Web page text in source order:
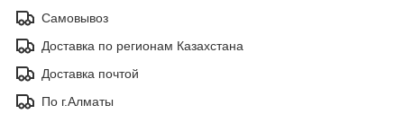
Самовывоз
Доставка по регионам Казахстана
Доставка почтой
По г.Алматы